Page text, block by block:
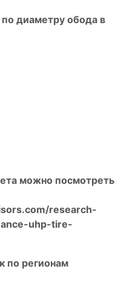
диаметру обода в
можно посмотреть
research-
uhp-tire-
по регионам